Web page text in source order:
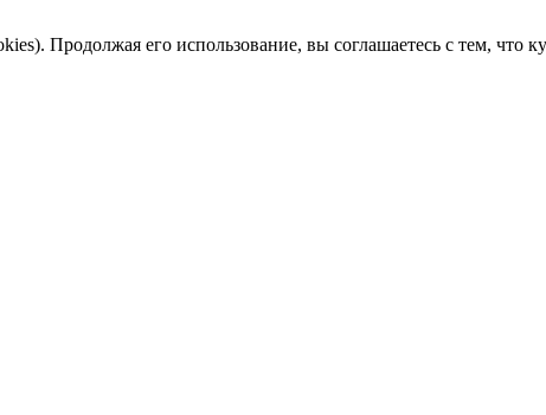
Продолжая его использование, вы соглашаетесь с тем, что